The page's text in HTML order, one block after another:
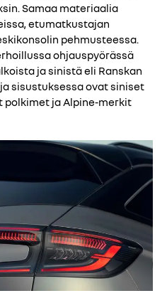
Samaa materiaalia
etumatkustajan
pehmusteessa.
ohjauspyörässä
ja sinistä eli Ranskan
sisustuksessa ovat siniset
ja Alpine-merkit